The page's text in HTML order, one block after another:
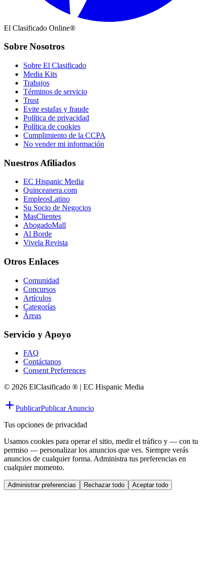
El Clasificado Online®
Sobre Nosotros
Sobre El Clasificado
Media Kits
Trabajos
Términos de servicio
Trust
Evite estafas y fraude
Política de privacidad
Política de cookies
Cumplimiento de la CCPA
No vender mi información
Nuestros Afiliados
EC Hispanic Media
Quinceanera.com
EmpleosLatino
Su Socio de Negocios
MasClientes
AbogadoMall
Al Borde
Vivela Revista
Otros Enlaces
Comunidad
Concursos
Artículos
Categorías
Áreas
Servicio y Apoyo
FAQ
Contáctanos
Consent Preferences
© 2026 ElClasificado ® | EC Hispanic Media
PublicarPublicar Anuncio
Tus opciones de privacidad
Usamos cookies para operar el sitio, medir el tráfico y — con tu
permiso — personalizar los anuncios que ves. Siempre verás
anuncios de cualquier forma. Administra tus preferencias en
cualquier momento.
Administrar preferencias Rechazar todo Aceptar todo